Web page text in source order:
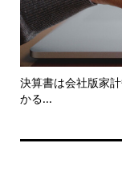
決算書は会社版家
かる...